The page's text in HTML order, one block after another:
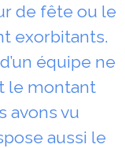
de fête ou le
exorbitants.
équipe ne
le montant
avons vu
aussi le